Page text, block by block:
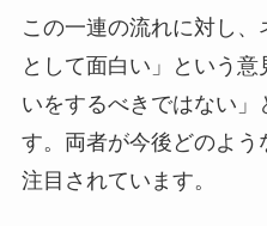
この一連の流れに対し
として面白い」という
いをするべきではない」
す。両者が今後どのよ
注目されています。